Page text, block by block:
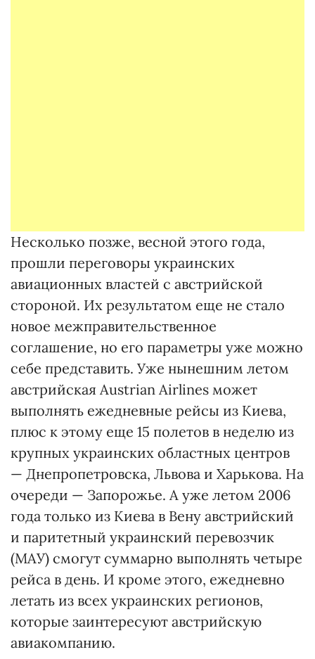
Несколько позже, весной этого года,
прошли переговоры украинских
авиационных властей с австрийской
стороной. Их результатом еще не стало
новое межправительственное
соглашение, но его параметры уже можно
себе представить. Уже нынешним летом
австрийская Austrian Airlines может
выполнять ежедневные рейсы из Киева,
плюс к этому еще 15 полетов в неделю из
крупных украинских областных центров
— Днепропетровска, Львова и Харькова. На
очереди — Запорожье. А уже летом 2006
года только из Киева в Вену австрийский
и паритетный украинский перевозчик
(МАУ) смогут суммарно выполнять четыре
рейса в день. И кроме этого, ежедневно
летать из всех украинских регионов,
которые заинтересуют австрийскую
авиакомпанию.